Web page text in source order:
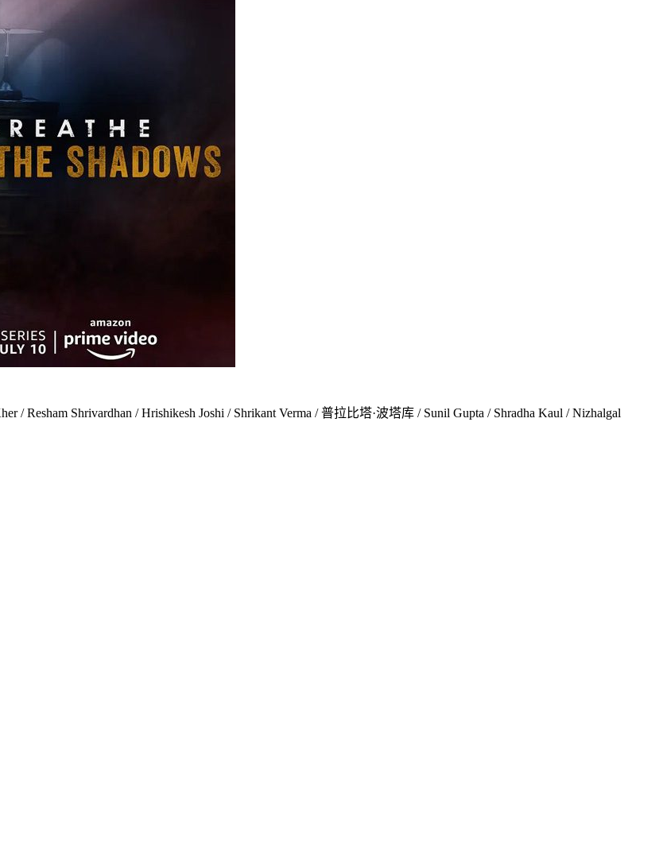
/ Resham Shrivardhan / Hrishikesh Joshi / Shrikant Verma / 普拉比塔·波塔库 / Sunil Gupta / Shradha Kaul / Nizhalgal